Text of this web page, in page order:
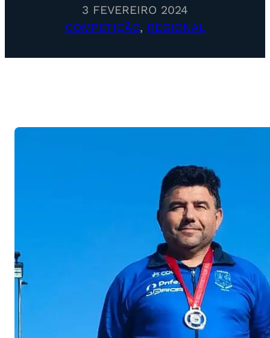
3 FEVEREIRO 2024
COMPETIÇÃO, REGIONAL